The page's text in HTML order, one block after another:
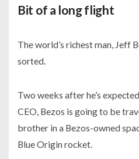
Bit of a long flight
The world’s richest man, Jeff
sorted.
Two weeks after he’s
CEO, Bezos is going to be
brother in a Bezos-owned
Blue Origin rocket.